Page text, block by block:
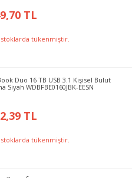
TL
tükenmiştir.
Duo 16 TB USB 3.1 Kişisel Bulut
Siyah WDBFBE0160JBK-EESN
TL
tükenmiştir.